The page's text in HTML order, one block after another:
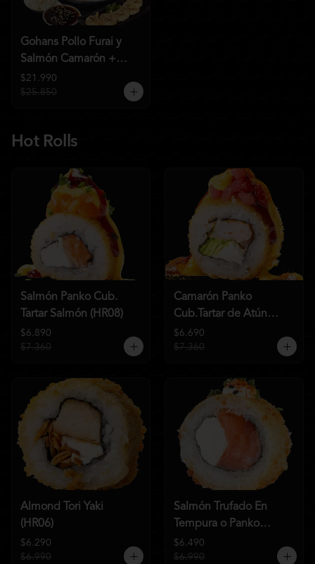
Gohans Pollo Furai y
Salmón Camarón +
2QC
$21.990
$25.850
Hot Rolls
Salmón Panko Cub.
Tartar Salmón (HR08)
$6.890
$7.360
Camarón Panko
Cub.Tartar de Atún
(HR07)
$6.690
$7.360
Almond Tori Yaki
(HR06)
$6.290
$6.990
Salmón Trufado En
Tempura o Panko
(HR04)
$6.490
$6.990